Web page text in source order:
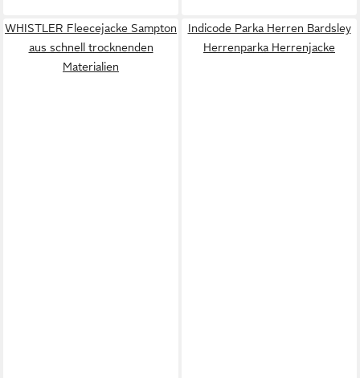
WHISTLER Fleecejacke Sampton
aus schnell trocknenden
Materialien
Indicode Parka Herren Bardsley
Herrenparka Herrenjacke